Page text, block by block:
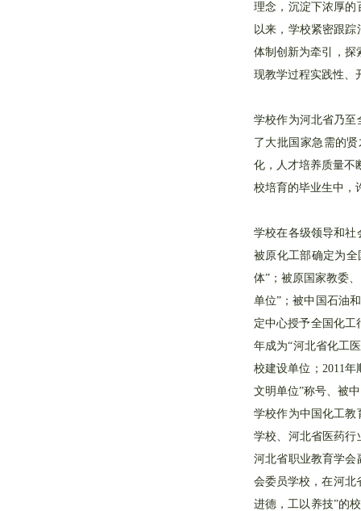
理念，沉淀下浓厚的
以来，学校紧密跟
体制创新为牵引，探
现教学过程实践性、
学校作为河北省乃至
了大批国家急需的
化，人才培养质量不
校培育的毕业生中，
学校在各级领导和社
被原化工部确定为
体”；被原国家教委
单位”；被中国石油
定中心授予全国化工
年成为“河北省化工
校建设单位；2011
文明单位”称号、被
学校作为中国化工教
学校、河北省医药行
河北省职业教育学会
会委员学校，在河北
进德，工以养技”的